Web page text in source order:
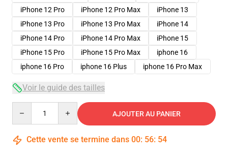
iPhone 12 Pro
iPhone 12 Pro Max
iPhone 13
iPhone 13 Pro
iPhone 13 Pro Max
iPhone 14
iPhone 14 Pro
iPhone 14 Pro Max
iPhone 15
iPhone 15 Pro
iPhone 15 Pro Max
iphone 16
iphone 16 Pro
iphone 16 Plus iphone 16 Pro Max
Voir le guide des tailles
AJOUTER AU PANIER
Cette vente se termine dans 00: 56: 54